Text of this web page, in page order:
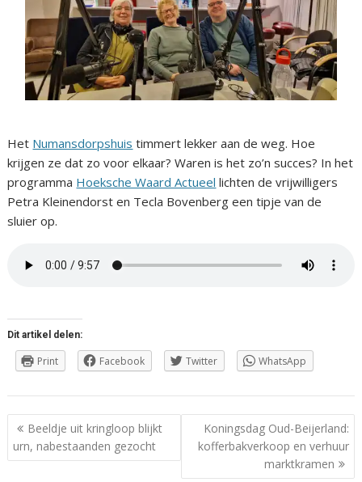
Het Numansdorpshuis timmert lekker aan de weg. Hoe
krijgen ze dat zo voor elkaar? Waren is het zo’n succes? In het
programma Hoeksche Waard Actueel lichten de vrijwilligers
Petra Kleinendorst en Tecla Bovenberg een tipje van de
sluier op.
Dit artikel delen:
Print Facebook Twitter WhatsApp
Berichtnavigatie
Beeldje uit kringloop blijkt
urn, nabestaanden gezocht
Koningsdag Oud-Beijerland:
kofferbakverkoop en verhuur
marktkramen